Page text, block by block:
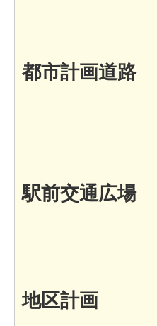
都市計画道路
駅前交通広場
地区計画